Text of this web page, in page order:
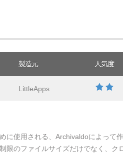
製造元 人気度
LittleApps
に使用される、Archivaldoによって
限のファイルサイズだけでなく、ク